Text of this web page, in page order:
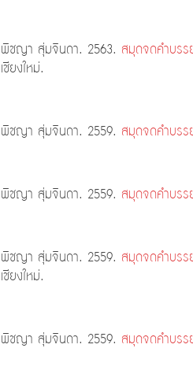
พิชญา สุ่มจินดา. 2563. สมุดจดคำบรร
เชียงใหม่.
พิชญา สุ่มจินดา. 2559. สมุดจดคำบรร
พิชญา สุ่มจินดา. 2559. สมุดจดคำบรร
พิชญา สุ่มจินดา. 2559. สมุดจดคำบรร
เชียงใหม่.
พิชญา สุ่มจินดา. 2559. สมุดจดคำบรร